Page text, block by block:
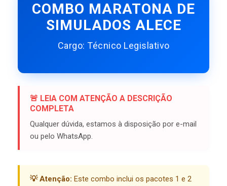
COMBO MARATONA DE
SIMULADOS ALECE
Cargo: Técnico Legislativo
🚨 LEIA COM ATENÇÃO A DESCRIÇÃO
COMPLETA
Qualquer dúvida, estamos à disposição por e-mail
ou pelo WhatsApp.
💡 Atenção: Este combo inclui os pacotes 1 e 2